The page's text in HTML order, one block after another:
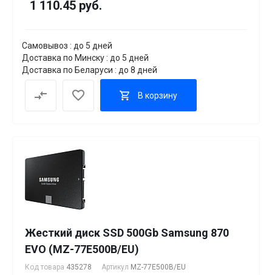
1 110.45 руб.
Самовывоз : до 5 дней
Доставка по Минску : до 5 дней
Доставка по Беларуси : до 8 дней
В корзину
Жесткий диск SSD 500Gb Samsung 870
EVO (MZ-77E500B/EU)
Код товара 435278 Артикул MZ-77E500B/EU